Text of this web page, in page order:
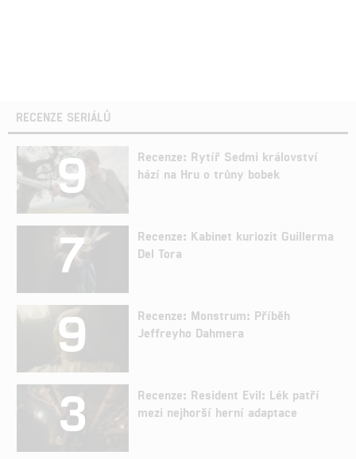
RECENZE SERIÁLŮ
9
Recenze: Rytíř Sedmi království
hází na Hru o trůny bobek
7
Recenze: Kabinet kuriozit Guillerma
Del Tora
9
Recenze: Monstrum: Příběh
Jeffreyho Dahmera
3
Recenze: Resident Evil: Lék patří
mezi nejhorší herní adaptace